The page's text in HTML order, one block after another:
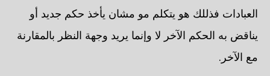
العبادات فذللك هو يتكلم مو مشان يأخذ حكم جديد أو
يناقض به الحكم الآخر لا وإنما يريد وجهة النظر بالمقارنة
مع الآخر.